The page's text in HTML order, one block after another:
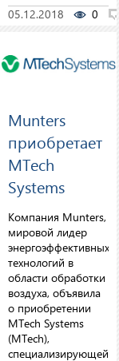
05.12.2018
0
Munters
приобретает
MTech
Systems
Компания Munters,
мировой лидер
энергоэффективных
технологий в
области обработки
воздуха, объявила
о приобретении
MTech Systems
(MTech),
специализирующейся